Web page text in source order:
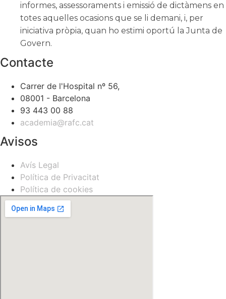
informes, assessoraments i emissió de dictàmens en
totes aquelles ocasions que se li demani, i, per
iniciativa pròpia, quan ho estimi oportú la Junta de
Govern.
Contacte
Carrer de l'Hospital nº 56,
08001 - Barcelona
93 443 00 88
academia@rafc.cat
Avisos
Avís Legal
Política de Privacitat
Política de cookies